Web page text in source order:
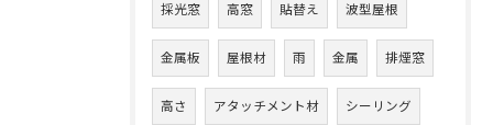
採光窓 高窓 貼替え 波型屋根
金属板 屋根材 雨 金属 排煙窓
高さ アタッチメント材 シーリング